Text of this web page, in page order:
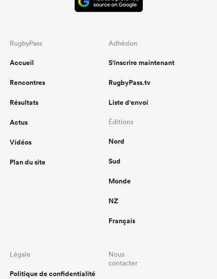
RugbyPass
Accueil
Rencontres
Résultats
Actus
Vidéos
Plan du site
Adhésion
S'inscrire maintenant
RugbyPass.tv
Liste d'envoi
Éditions
Nord
Sud
Monde
NZ
Français
Légale
Politique de confidentialité
Nous
contacter